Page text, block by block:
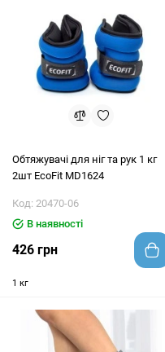
Обтяжувачі для ніг та рук 1 кг
2шт EcoFit MD1624
Код: 20470-06
В наявності
426 грн
1 кг